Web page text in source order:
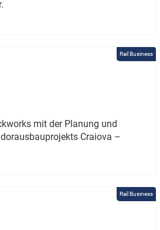
Rail Business
mit der Planung und
Craiova –
Rail Business